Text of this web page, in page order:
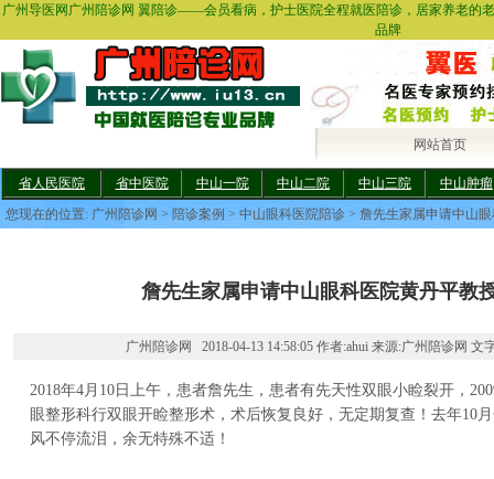
广州导医网广州陪诊网 翼陪诊——会员看病，护士医院全程就医陪诊，居家养老的
品牌
网站首页
省人民医院 省中医院 中山一院 中山二院 中山三院
中山肿瘤
您现在的位置: 广州陪诊网 > 陪诊案例 > 中山眼科医院陪诊 > 詹先生家属申请中山
詹先生家属申请中山眼科医院黄丹平教
广州陪诊网 2018-04-13 14:58:05 作者:ahui 来源:广州陪诊网 文
2018年4月10日上午，患者詹先生，患者有先天性双眼小睑裂开，
眼整形科行双眼开睑整形术，术后恢复良好，无定期复查！去年10
风不停流泪，余无特殊不适！